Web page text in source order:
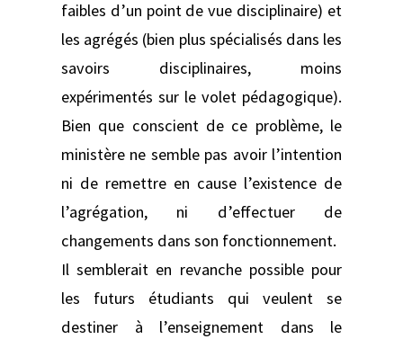
faibles d’un point de vue disciplinaire) et
les agrégés (bien plus spécialisés dans les
savoirs disciplinaires, moins
expérimentés sur le volet pédagogique).
Bien que conscient de ce problème, le
ministère ne semble pas avoir l’intention
ni de remettre en cause l’existence de
l’agrégation, ni d’effectuer de
changements dans son fonctionnement.
Il semblerait en revanche possible pour
les futurs étudiants qui veulent se
destiner à l’enseignement dans le